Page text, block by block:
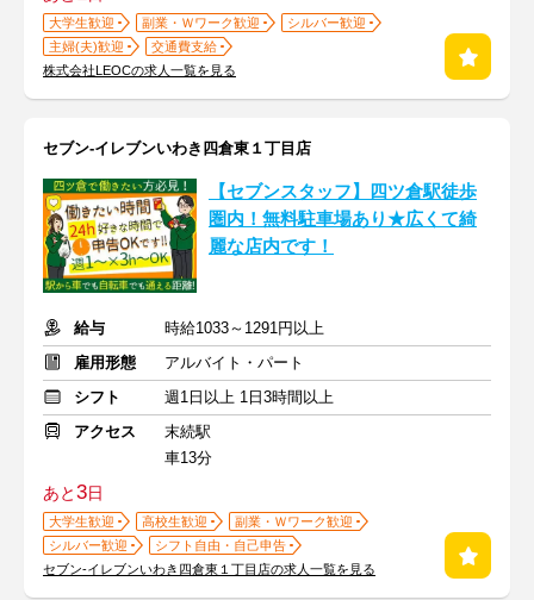
大学生歓迎 副業・Ｗワーク歓迎
シルバー歓迎
主婦(夫)歓迎
交通費支給
株式会社LEOCの求人一覧を見る
セブン-イレブンいわき四倉東１丁目店
【セブンスタッフ】四ツ倉駅徒歩
圏内！無料駐車場あり★広くて綺
麗な店内です！
給与
時給1033～1291円以上
雇用形態
アルバイト・パート
シフト
週1日以上 1日3時間以上
アクセス
末続駅
車13分
あと3日
大学生歓迎 高校生歓迎
副業・Ｗワーク歓迎
シルバー歓迎
シフト自由・自己申告
セブン-イレブンいわき四倉東１丁目店の求人一覧を見る